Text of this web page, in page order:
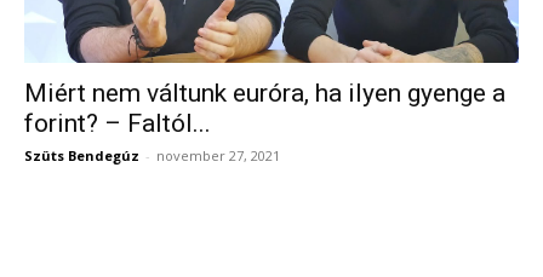
Miért nem váltunk euróra, ha ilyen gyenge a
forint? – Faltól...
Szüts Bendegúz - november 27, 2021